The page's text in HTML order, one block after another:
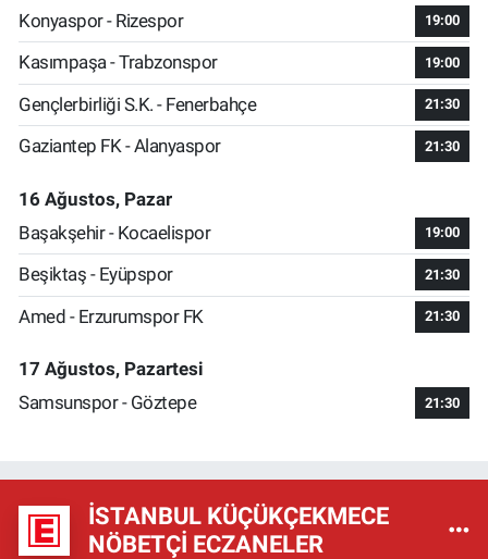
Konyaspor - Rizespor
19:00
Kasımpaşa - Trabzonspor 19:00
Gençlerbirliği S.K. - Fenerbahçe 21:30
Gaziantep FK - Alanyaspor 21:30
16 Ağustos, Pazar
Başakşehir - Kocaelispor
19:00
Beşiktaş - Eyüpspor 21:30
Amed - Erzurumspor FK 21:30
17 Ağustos, Pazartesi
Samsunspor - Göztepe
21:30
İSTANBUL KÜÇÜKÇEKMECE
NÖBETÇI ECZANELER